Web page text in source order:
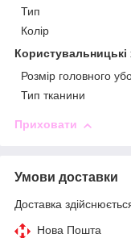
Тип
Колір
Користувальницькі
Розмір головного
Тип тканини
Приховати
Умови доставки
Доставка
Нова Пошта